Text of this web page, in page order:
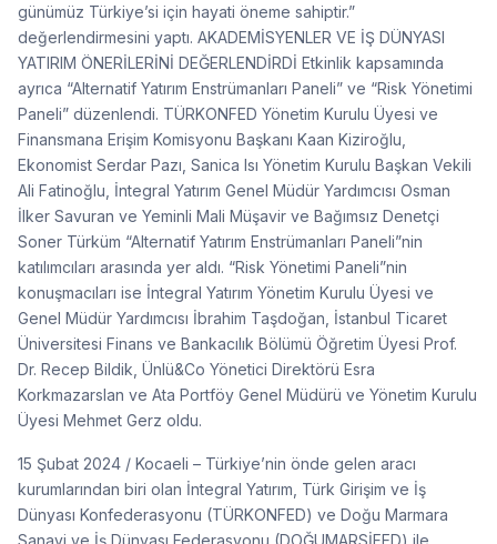
günümüz Türkiye’si için hayati öneme sahiptir.”
değerlendirmesini yaptı. AKADEMİSYENLER VE İŞ DÜNYASI
YATIRIM ÖNERİLERİNİ DEĞERLENDİRDİ Etkinlik kapsamında
ayrıca “Alternatif Yatırım Enstrümanları Paneli” ve “Risk Yönetimi
Paneli” düzenlendi. TÜRKONFED Yönetim Kurulu Üyesi ve
Finansmana Erişim Komisyonu Başkanı Kaan Kiziroğlu,
Ekonomist Serdar Pazı, Sanica Isı Yönetim Kurulu Başkan Vekili
Ali Fatinoğlu, İntegral Yatırım Genel Müdür Yardımcısı Osman
İlker Savuran ve Yeminli Mali Müşavir ve Bağımsız Denetçi
Soner Türküm “Alternatif Yatırım Enstrümanları Paneli”nin
katılımcıları arasında yer aldı. “Risk Yönetimi Paneli”nin
konuşmacıları ise İntegral Yatırım Yönetim Kurulu Üyesi ve
Genel Müdür Yardımcısı İbrahim Taşdoğan, İstanbul Ticaret
Üniversitesi Finans ve Bankacılık Bölümü Öğretim Üyesi Prof.
Dr. Recep Bildik, Ünlü&Co Yönetici Direktörü Esra
Korkmazarslan ve Ata Portföy Genel Müdürü ve Yönetim Kurulu
Üyesi Mehmet Gerz oldu.
15 Şubat 2024 / Kocaeli – Türkiye’nin önde gelen aracı
kurumlarından biri olan İntegral Yatırım, Türk Girişim ve İş
Dünyası Konfederasyonu (TÜRKONFED) ve Doğu Marmara
Sanayi ve İş Dünyası Federasyonu (DOĞUMARSİFED) ile